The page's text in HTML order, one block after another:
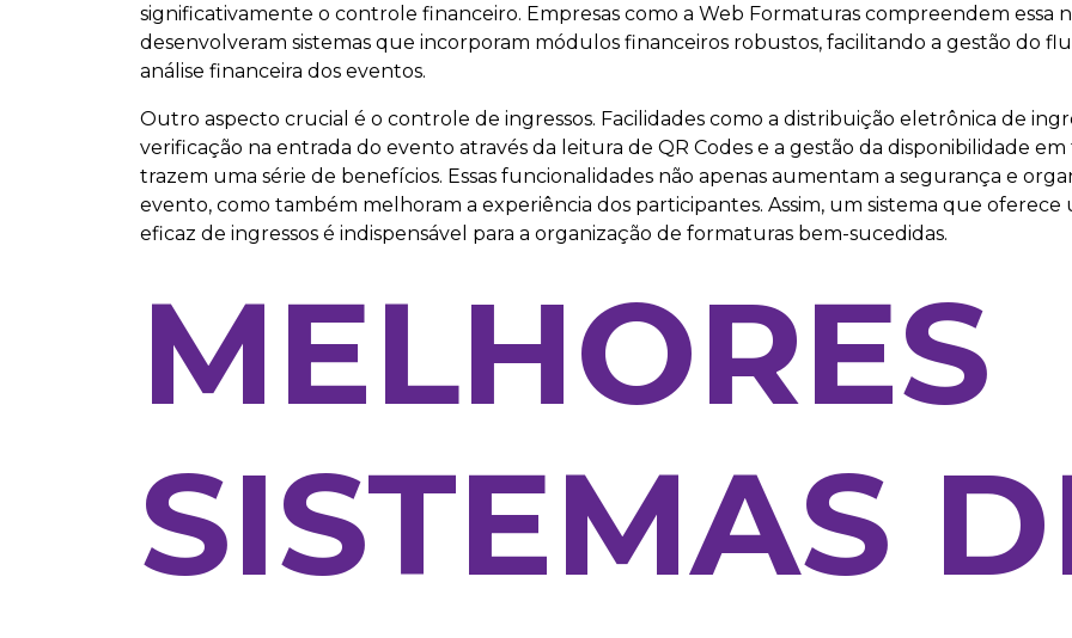
significativamente o controle financeiro. Empresas como a Web Formaturas compreendem essa
desenvolveram sistemas que incorporam módulos financeiros robustos, facilitando a gestão do
análise financeira dos eventos.
Outro aspecto crucial é o controle de ingressos. Facilidades como a distribuição eletrônica de
verificação na entrada do evento através da leitura de QR Codes e a gestão da disponibilidade
trazem uma série de benefícios. Essas funcionalidades não apenas aumentam a segurança e
evento, como também melhoram a experiência dos participantes. Assim, um sistema que
eficaz de ingressos é indispensável para a organização de formaturas bem-sucedidas.
MELHORES
SISTEMAS